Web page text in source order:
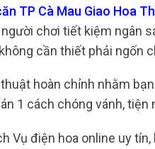
TP Cà Mau Giao Hoa
chơi tiết kiệm ngân
cần thiết phải ngốn
hoàn chỉnh nhằm
1 cách chóng vánh, tiện
Vụ điện hoa online uy